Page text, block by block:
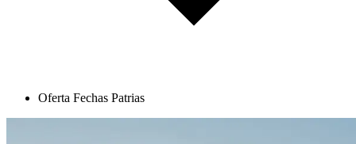
Oferta Fechas Patrias